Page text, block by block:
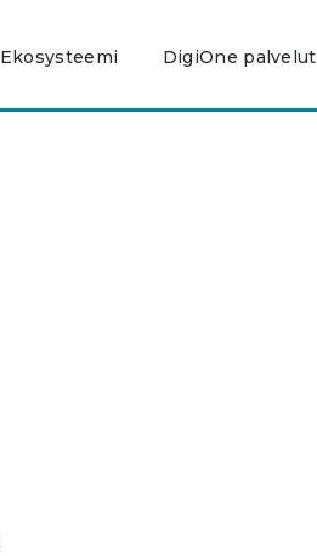
Ekosysteemi DigiOne palvelut